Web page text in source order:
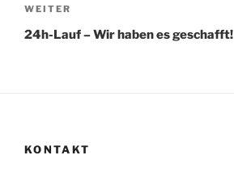
Nächster
Beitrag
WEITER
24h-Lauf – Wir haben es geschafft!
KONTAKT